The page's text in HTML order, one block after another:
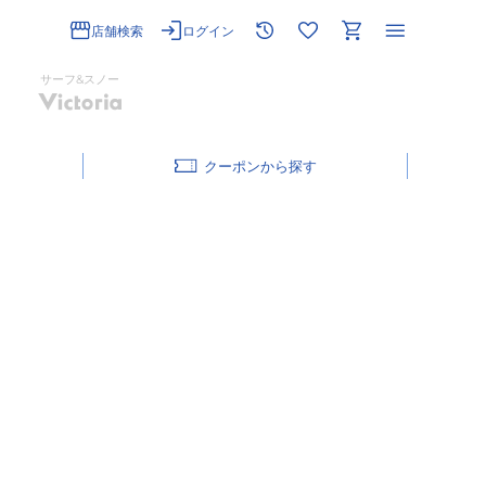
店舗検索 ログイン
サーフ&スノー
クーポン